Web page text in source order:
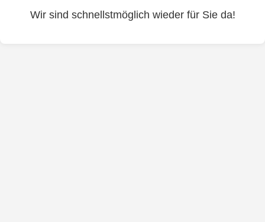
Wir sind schnellstmöglich wieder für Sie da!